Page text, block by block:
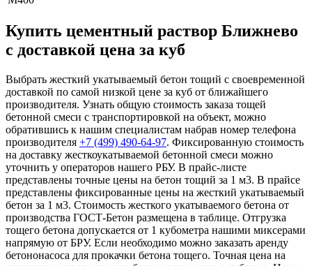
Купить цементный раствор Ближнево
с доставкой цена за куб
Выбрать жесткий укатываемый бетон тощий с своевременной
доставкой по самой низкой цене за куб от ближайшего
производителя. Узнать общую стоимость заказа тощей
бетонной смеси с транспортировкой на объект, можно
обратившись к нашим специалистам набрав номер телефона
производителя +7 (499) 490-64-97. Фиксированную стоимость
на доставку жесткоукатываемой бетонной смеси можно
уточнить у операторов нашего РБУ. В прайс-листе
представлены точные цены на бетон тощий за 1 м3. В прайсе
представлены фиксированные цены на жесткий укатываемый
бетон за 1 м3. Стоимость жесткого укатываемого бетона от
производства ГОСТ-Бетон размещена в таблице. Отгрузка
тощего бетона допускается от 1 кубометра нашими миксерами
напрямую от БРУ. Если необходимо можно заказать аренду
бетононасоса для прокачки бетона тощего. Точная цена на